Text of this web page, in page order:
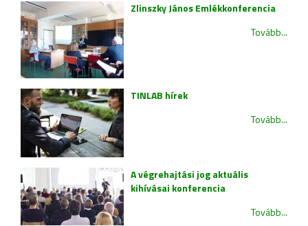
Zlinszky János Emlékkonferencia
Tovább...
TINLAB hírek
Tovább...
A végrehajtási jog aktuális
kihívásai konferencia
Tovább...